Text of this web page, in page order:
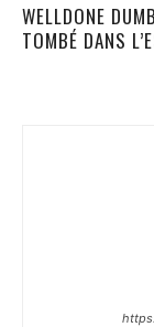
WELLDONE
TOMBÉ DANS